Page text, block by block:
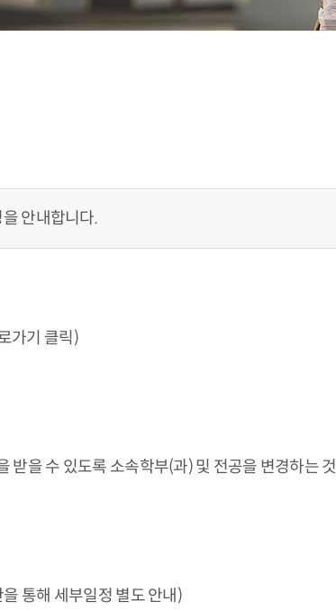
안내합니다.
가기 클릭)
받을 수 있도록 소속학부(과) 및 전공을 변경하는 것
통해 세부일정 별도 안내)